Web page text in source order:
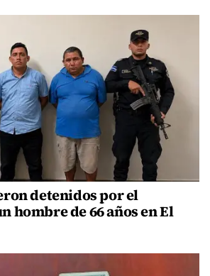
detenidos por el
hombre de 66 años en El